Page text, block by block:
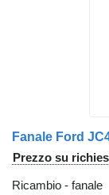
Prezzo su
Ricambio - fanale